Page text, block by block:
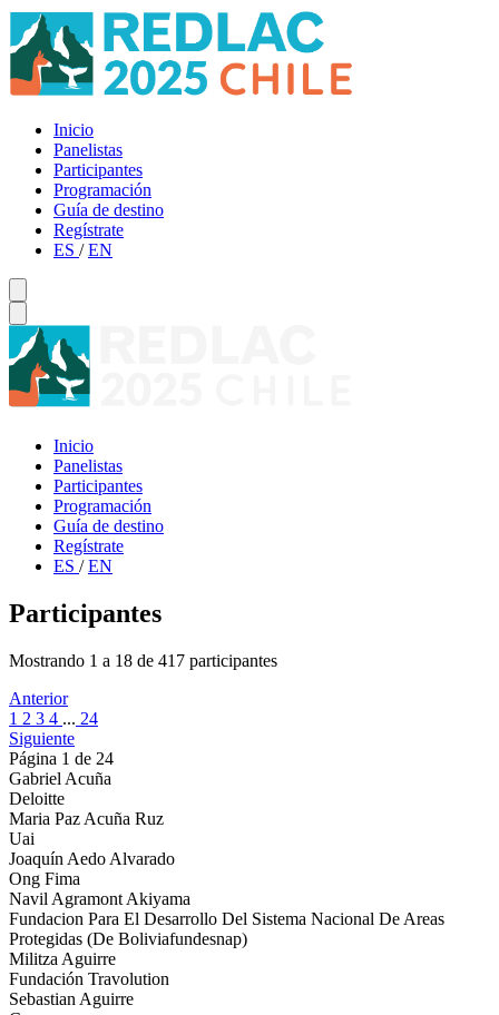
Inicio
Panelistas
Participantes
Programación
Guía de destino
Regístrate
ES /EN
Inicio
Panelistas
Participantes
Programación
Guía de destino
Regístrate
ES / EN
Participantes
Mostrando 1 a 18 de 417 participantes
Anterior
1 2 3 4 ... 24
Siguiente
Página 1 de 24
Gabriel Acuña
Deloitte
Maria Paz Acuña Ruz
Uai
Joaquín Aedo Alvarado
Ong Fima
Navil Agramont Akiyama
Fundacion Para El Desarrollo Del Sistema Nacional De Areas
Protegidas (De Boliviafundesnap)
Militza Aguirre
Fundación Travolution
Sebastian Aguirre